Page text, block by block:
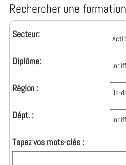
Rechercher une formation
Secteur:
Diplôme:
Région :
Dépt. :
Tapez vos mots-clés :